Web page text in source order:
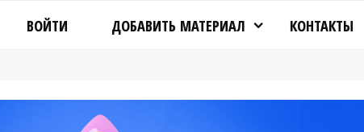
ВОЙТИ ДОБАВИТЬ МАТЕРИАЛ КОНТАКТЫ